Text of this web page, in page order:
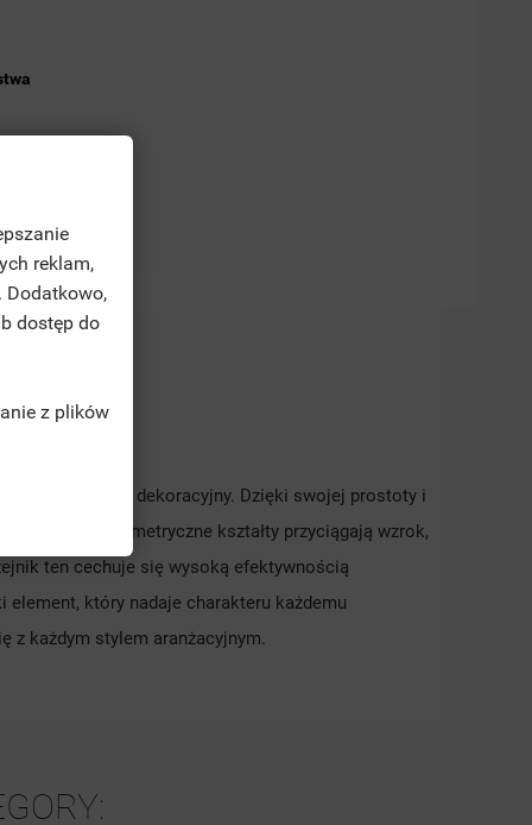
element dekoracyjny. Dzięki swojej prostoty i
i geometryczne kształty przyciągają wzrok,
ten cechuje się wysoką efektywnością
element, który nadaje charakteru każdemu
z każdym stylem aranżacyjnym.
reklam,
Dodatkowo,
dostęp do
z plików